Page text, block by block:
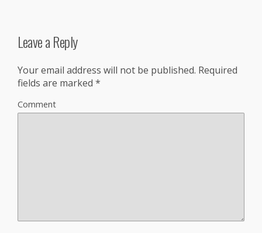
Leave a Reply
Your email address will not be published. Required
fields are marked *
Comment